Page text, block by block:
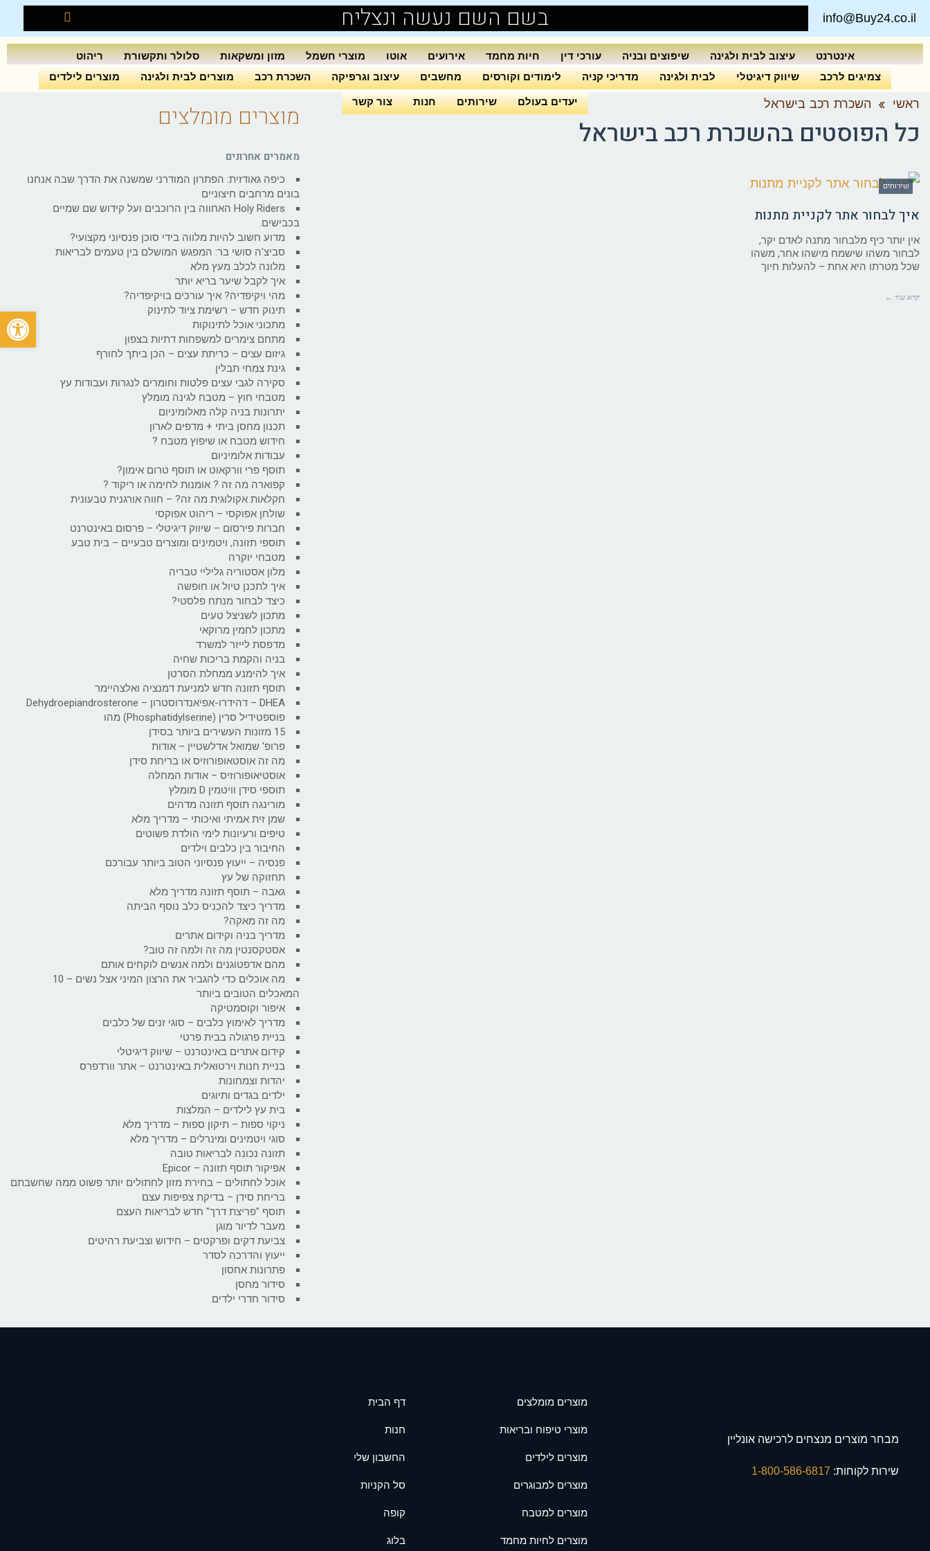
info@Buy24.co.il בשם השם נעשה ונצליח
אינטרנט עיצוב לבית ולגינה שיפוצים ובניה עורכי דין חיות מחמד אירועים אוטו מוצרי חשמל מזון ומשקאות סלולר ותקשורת
ריהוט
צמיגים לרכב
שיווק דיגיטלי לבית ולגינה מדריכי קניה לימודים וקורסים מחשבים עיצוב וגרפיקה השכרת רכב מוצרים לבית ולגינה מוצרים לילדים
יעדים בעולם שירותים חנות צור קשר ראשי » השכרת רכב בישראל
כל הפוסטים בהשכרת רכב בישראל
שירותים
איך לבחור אתר לקניית מתנות
אין יותר כיף מלבחור מתנה לאדם יקר,
לבחור משהו שישמח מישהו אחר, משהו
שכל מטרתו היא אחת – להעלות חיוך
קרא עוד ←
מוצרים מומלצים
מאמרים אחרונים
כיפה גאודזית: הפתרון המודרני שמשנה את הדרך שבה אנחנו
בונים מרחבים חיצוניים
Holy Riders האחווה בין הרוכבים ועל קידוש שם שמיים
בכבישים.
מדוע חשוב להיות מלווה בידי סוכן פנסיוני מקצועי?
סביצ'ה סושי בר: המפגש המושלם בין טעמים לבריאות
מלונה לכלב מעץ מלא
איך לקבל שיער בריא יותר
מהי ויקיפדיה? איך עורכים בויקיפדיה?
תינוק חדש – רשימת ציוד לתינוק
מתכוני אוכל לתינוקות
מתחם צימרים למשפחות דתיות בצפון
גיזום עצים – כריתת עצים – הכן ביתך לחורף
גינת צמחי תבלין
סקירה לגבי עצים פלטות וחומרים לנגרות ועבודות עץ
מטבחי חוץ – מטבח לגינה מומלץ
יתרונות בניה קלה מאלומיניום
תכנון מחסן ביתי + מדפים לארון
חידוש מטבח או שיפוץ מטבח ?
עבודות אלומיניום
תוסף פרי וורקאוט או תוסף טרום אימון?
קפוארה מה זה ? אומנות לחימה או ריקוד ?
חקלאות אקולוגית מה זה? – חווה אורגנית טבעונית
שולחן אפוקסי – ריהוט אפוקסי
חברות פירסום – שיווק דיגיטלי – פרסום באינטרנט
תוספי תזונה, ויטמינים ומוצרים טבעיים – בית טבע
מטבחי יוקרה
מלון אסטוריה גליליי טבריה
איך לתכנן טיול או חופשה
כיצד לבחור מנתח פלסטי?
מתכון לשניצל טעים
מתכון לחמין מרוקאי
מדפסת לייזר למשרד
בניה והקמת בריכות שחיה
איך להימנע ממחלת הסרטן
תוסף תזונה חדש למניעת דמנציה ואלצהיימר
DHEA – דהידרו-אפיאנדרוסטרון – Dehydroepiandrosterone
פוספטידיל סרין (Phosphatidylserine) מהו
15 מזונות העשירים ביותר בסידן
פרופ' שמואל אדלשטיין – אודות
מה זה אוסטאופורוזיס או בריחת סידן
אוסטיאופורוזיס – אודות המחלה
תוספי סידן וויטמין D מומלץ
מורינגה תוסף תזונה מדהים
שמן זית אמיתי ואיכותי – מדריך מלא
טיפים ורעיונות לימי הולדת פשוטים
החיבור בין כלבים וילדים
פנסיה – ייעוץ פנסיוני הטוב ביותר עבורכם
תחזוקה של עץ
גאבה – תוסף תזונה מדריך מלא
מדריך כיצד להכניס כלב נוסף הביתה
מה זה מאקה?
מדריך בניה וקידום אתרים
אסטקסנטין מה זה ולמה זה טוב?
מהם אדפטוגנים ולמה אנשים לוקחים אותם
מה אוכלים כדי להגביר את הרצון המיני אצל נשים – 10
המאכלים הטובים ביותר
איפור וקוסמטיקה
מדריך לאימוץ כלבים – סוגי זנים של כלבים
בניית פרגולה בבית פרטי
קידום אתרים באינטרנט – שיווק דיגיטלי
בניית חנות וירטואלית באינטרנט – אתר וורדפרס
יהדות וצמחונות
ילדים בגדים ותיוגים
בית עץ לילדים – המלצות
ניקוי ספות – תיקון ספות – מדריך מלא
סוגי ויטמינים ומינרלים – מדריך מלא
תזונה נכונה לבריאות טובה
אפיקור תוסף תזונה – Epicor
אוכל לחתולים – בחירת מזון לחתולים יותר פשוט ממה שחשבתם
בריחת סידן – בדיקת צפיפות עצם
תוסף "פריצת דרך" חדש לבריאות העצם
מעבר לדיור מוגן
צביעת דקים ופרקטים – חידוש וצביעת רהיטים
ייעוץ והדרכה לסדר
פתרונות אחסון
סידור מחסן
סידור חדרי ילדים
מבחר מוצרים מנצחים לרכישה אונליין
שירות לקוחות:
מוצרים מומלצים
מוצרי טיפוח ובריאות
מוצרים לילדים
מוצרים למבוגרים
מוצרים למטבח
מוצרים לחיות מחמד
דף הבית
חנות
החשבון שלי
סל הקניות
קופה
בלוג